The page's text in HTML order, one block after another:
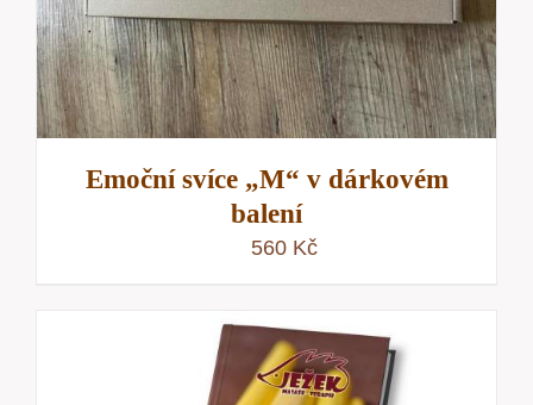
Emoční svíce „M“ v dárkovém
balení
560 Kč